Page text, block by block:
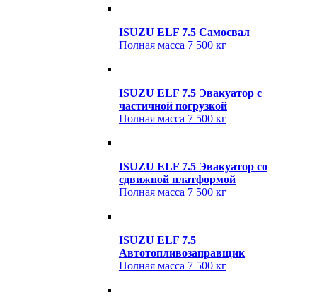
ISUZU ELF 7.5 Cамосвал
Полная масса 7 500 кг
ISUZU ELF 7.5 Эвакуатор c
частичной погрузкой
Полная масса 7 500 кг
ISUZU ELF 7.5 Эвакуатор cо
сдвижной платформой
Полная масса 7 500 кг
ISUZU ELF 7.5
Автотопливозаправщик
Полная масса 7 500 кг